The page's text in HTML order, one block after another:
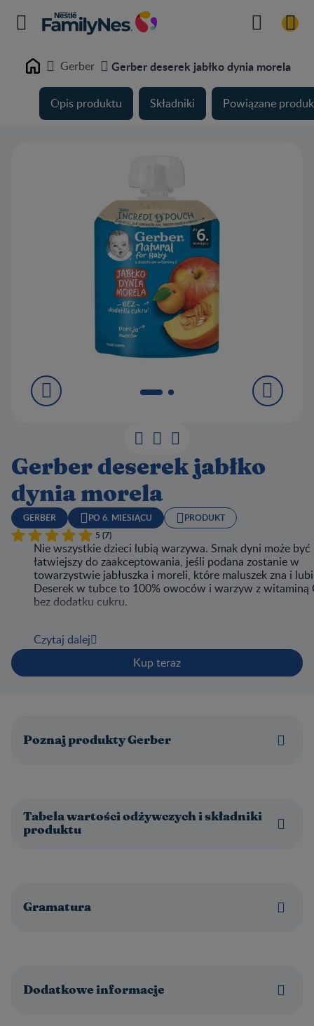
Home Gerber Gerber deserek jabłko dynia morela
Opis produktu Składniki Powiązane
Gerber deserek jabłko
dynia morela
GERBER PO 6. MIESIĄCU
PRODUKT
5 (7)
Nie wszystkie dzieci lubią warzywa. Smak dyni może być
łatwiejszy do zaakceptowania, jeśli podana zostanie w
towarzystwie jabłuszka i moreli, które maluszek zna i
Deserek w tubce to 100% owoców i warzyw z witaminą
bez dodatku cukru.
Czytaj dalej
Kup teraz
Poznaj produkty Gerber
Tabela wartości odżywczych i składniki
produktu
Gramatura
Dodatkowe informacje